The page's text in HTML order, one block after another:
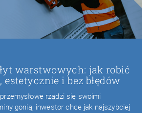
warstwowych: jak robić
estetycznie i bez błędów
rządzi się swoimi
gonią, inwestor chce jak najszybciej